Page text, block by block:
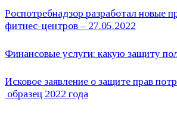
Роспотребнадзор разработал новые
фитнес-центров – 27.05.2022
Финансовые услуги: какую защиту
Исковое заявление о защите прав
образец 2022 года